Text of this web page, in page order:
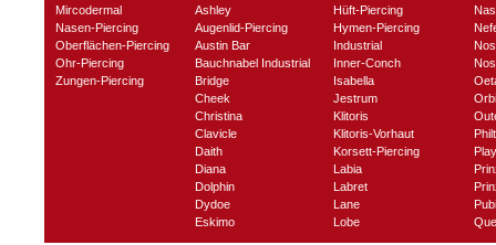
Mircodermal
Nasen-Piercing
Oberflächen-Piercing
Ohr-Piercing
Zungen-Piercing
Ashley
Augenlid-Piercing
Austin Bar
Bauchnabel Industrial
Bridge
Cheek
Christina
Clavicle
Daith
Diana
Dolphin
Dydoe
Eskimo
Hüft-Piercing
Hymen-Piercing
Industrial
Inner-Conch
Isabella
Jestrum
Klitoris
Klitoris-Vorhaut
Korsett-Piercing
Labia
Labret
Lane
Lobe